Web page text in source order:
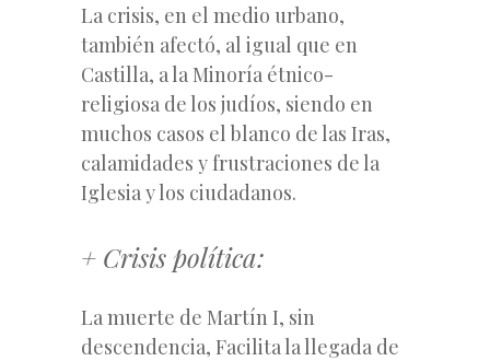
La crisis, en el medio urbano,
también afectó, al igual que en
Castilla, a la Minoría étnico-
religiosa de los judíos, siendo en
muchos casos el blanco de las Iras,
calamidades y frustraciones de la
Iglesia y los ciudadanos.
+ Crisis política:
La muerte de Martín I, sin
descendencia, Facilita la llegada de